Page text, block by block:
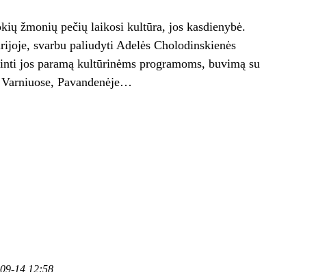
žmonių pečių laikosi kultūra, jos kasdienybė.
svarbu paliudyti Adelės Cholodinskienės
jos paramą kultūrinėms programoms, buvimą su
Pavandenėje…
14 12:58